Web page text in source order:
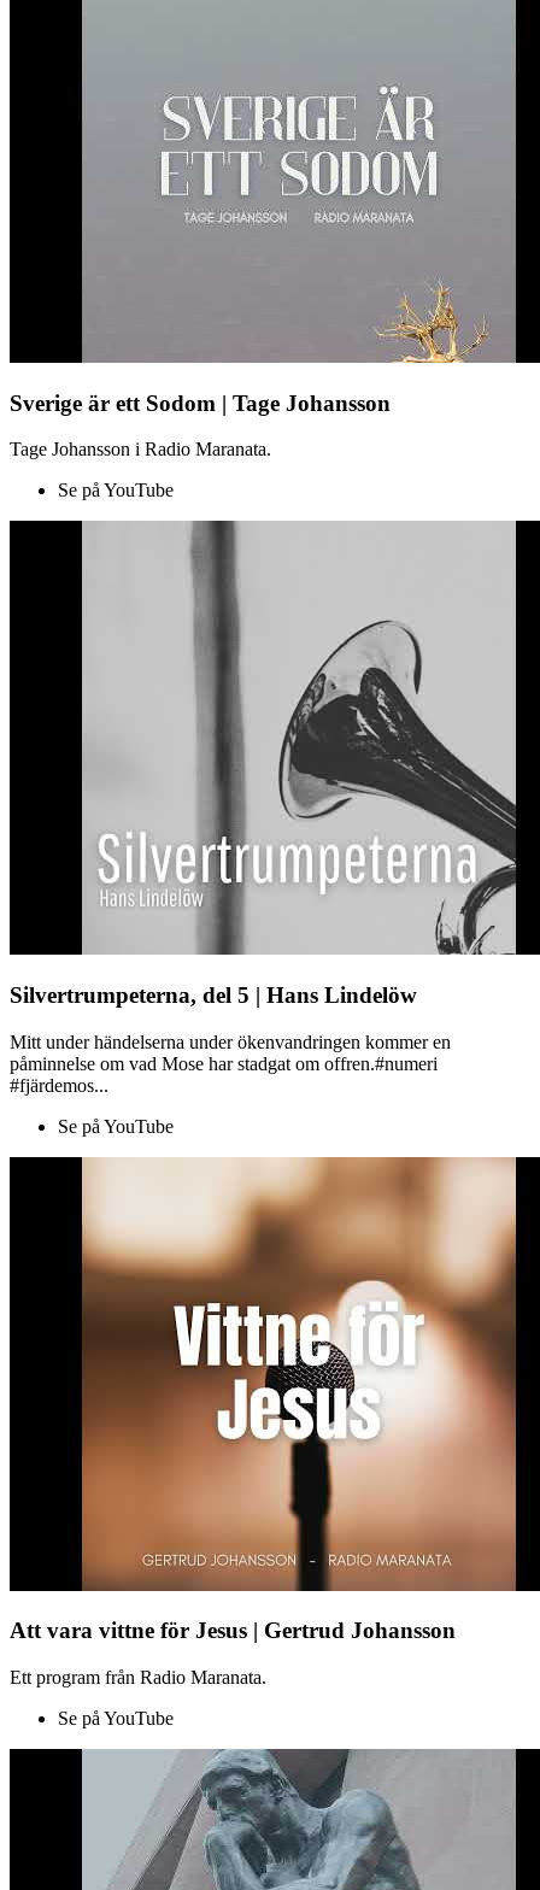
Sverige är ett Sodom | Tage Johansson
Tage Johansson i Radio Maranata.
Se på YouTube
Silvertrumpeterna, del 5 | Hans Lindelöw
Mitt under händelserna under ökenvandringen kommer en
påminnelse om vad Mose har stadgat om offren.#numeri
#fjärdemos...
Se på YouTube
Att vara vittne för Jesus | Gertrud Johansson
Ett program från Radio Maranata.
Se på YouTube